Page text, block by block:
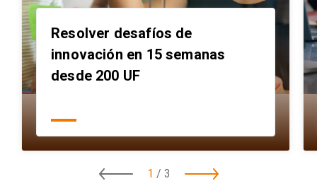
Resolver desafíos de
innovación en 15 semanas
desde 200 UF
1 / 3